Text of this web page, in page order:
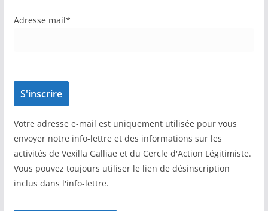
Adresse mail*
Votre adresse e-mail est uniquement utilisée pour vous
envoyer notre info-lettre et des informations sur les
activités de Vexilla Galliae et du Cercle d'Action Légitimiste.
Vous pouvez toujours utiliser le lien de désinscription
inclus dans l'info-lettre.